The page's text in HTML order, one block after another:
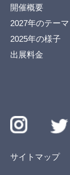
開催概要
2027年のテーマ
2025年の様子
出展料金
サイトマップ